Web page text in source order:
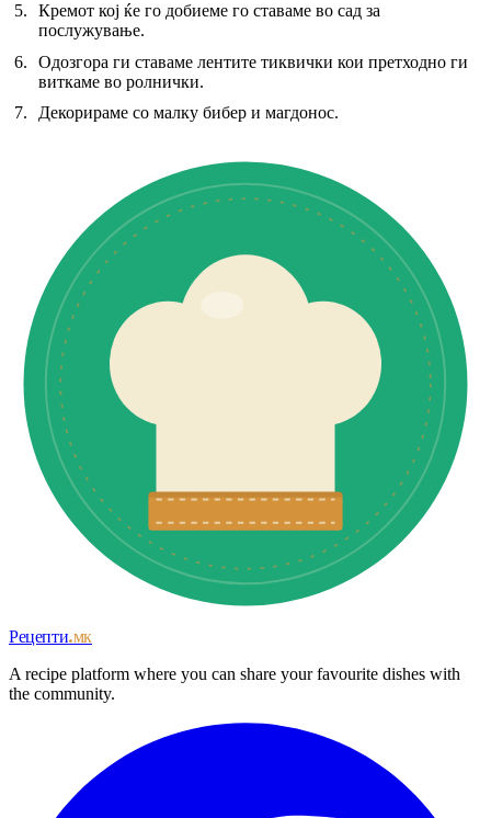
Кремот кој ќе го добиеме го ставаме во сад за
послужување.
Одозгора ги ставаме лентите тиквички кои претходно ги
виткаме во ролнички.
Декорираме со малку бибер и магдонос.
Рецепти.мк
A recipe platform where you can share your favourite dishes with
the community.